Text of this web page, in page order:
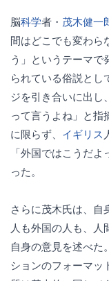
脳科学者・ 茂木健一
間はどこでも変わら
う」というテーマで
られている俗説とし
ジを引き合いに出し
って言うよね」と指
に限らず、 イギリス
「外国ではこうだ
った。
さらに茂木氏は、自
人も外国の人も、人
自身の意見を述べた
ションのフォーマッ